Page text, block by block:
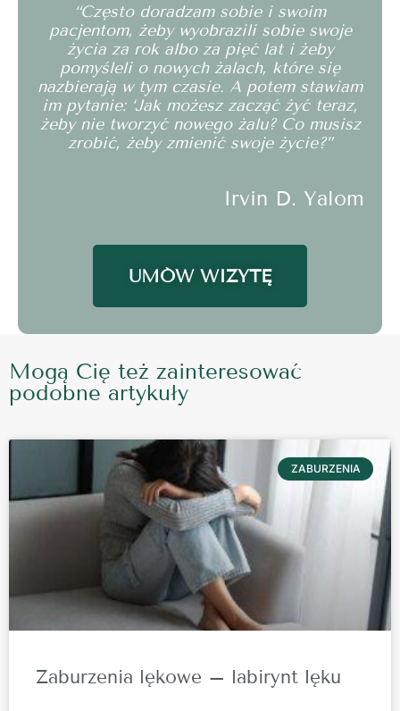
“Często doradzam sobie i swoim
pacjentom, żeby wyobrazili sobie swoje
życia za rok albo za pięć lat i żeby
pomyśleli o nowych żalach, które się
nazbierają w tym czasie. A potem stawiam
im pytanie: ‘Jak możesz zacząć żyć teraz,
żeby nie tworzyć nowego żalu? Co musisz
zrobić, żeby zmienić swoje życie?”
Irvin D. Yalom
UMÓW WIZYTĘ
Mogą Cię też zainteresować
podobne artykuły
ZABURZENIA
Zaburzenia lękowe – labirynt lęku